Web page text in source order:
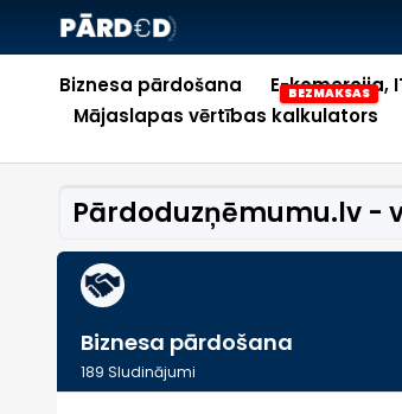
Biznesa pārdošana E-komercija,
Mājaslapas vērtības kalkulators
Pārdoduzņēmumu.lv -
Biznesa pārdošana
189 Sludinājumi